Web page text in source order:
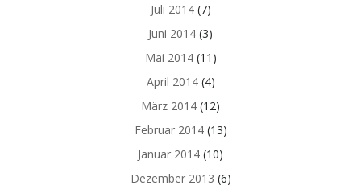
Juli 2014(7)
Juni 2014 (3)
Mai 2014(11)
April 2014(4)
März 2014 (12)
Februar 2014(13)
Januar 2014 (10)
Dezember 2013 (6)